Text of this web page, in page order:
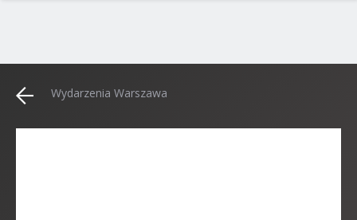
Wydarzenia Warszawa